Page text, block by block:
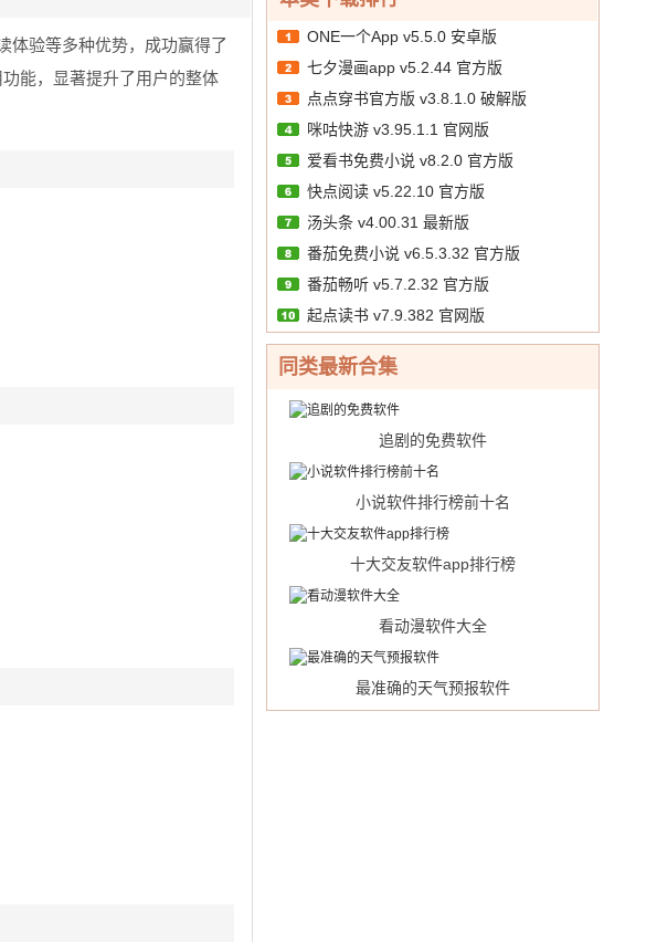
体验等多种优势，成功赢得了
能，显著提升了用户的整体
ONE一个App v5.5.0 安卓版
七夕漫画app v5.2.44 官方版
点点穿书官方版 v3.8.1.0 破解版
咪咕快游 v3.95.1.1 官网版
爱看书免费小说 v8.2.0 官方版
快点阅读 v5.22.10 官方版
汤头条 v4.00.31 最新版
番茄免费小说 v6.5.3.32 官方版
番茄畅听 v5.7.2.32 官方版
起点读书 v7.9.382 官网版
同类最新合集
追剧的免费软件
小说软件排行榜前十名
十大交友软件app排行榜
看动漫软件大全
最准确的天气预报软件